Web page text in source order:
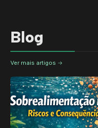
Blog
Ver mais artigos